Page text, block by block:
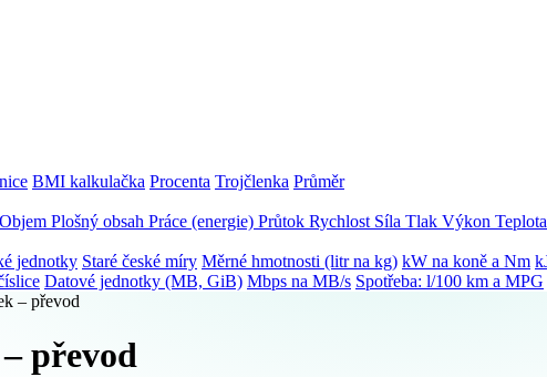
BMI kalkulačka Procenta Trojčlenka Průměr
Objem Plošný obsah Práce (energie) Průtok Rychlost Síla Tlak Výkon Teplota
jednotky Staré české míry Měrné hmotnosti (litr na kg) kW na koně a Nm
Datové jednotky (MB, GiB) Mbps na MB/s Spotřeba: l/100 km a MPG
– převod
převod